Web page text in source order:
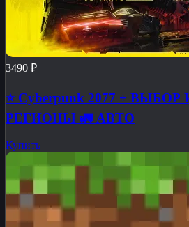
3490 ₽
⭐ Cyberpunk 2077 +
РЕГИОНЫ 🚛 АВТО
Купить